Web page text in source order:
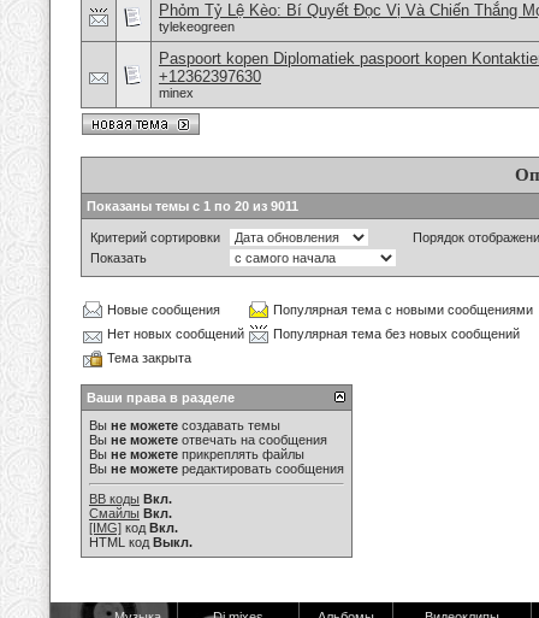
Phỏm Tỷ Lệ Kèo: Bí Quyết Đọc Vị Và Chiến Thắng
tylekeogreen
Paspoort kopen Diplomatiek paspoort kopen
+12362397630
minex
Показаны темы с 1 по 20 из 9011
Критерий сортировки
Порядок
Показать
Новые сообщения
Популярная тема с новыми сообщениями
Нет новых сообщений
Популярная тема без новых сообщений
Тема закрыта
Ваши права в разделе
Вы не можете создавать темы
Вы не можете отвечать на сообщения
Вы не можете прикреплять файлы
Вы не можете редактировать сообщения
BB коды Вкл.
Смайлы Вкл.
[IMG] код Вкл.
HTML код Выкл.